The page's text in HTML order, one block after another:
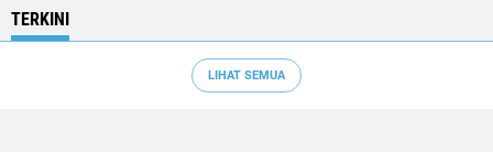
TERKINI
LIHAT SEMUA